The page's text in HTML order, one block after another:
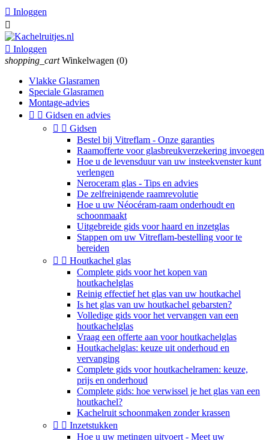
 Inloggen

 Inloggen
shopping_cart Winkelwagen (0)
Vlakke Glasramen
Speciale Glasramen
Montage-advies
  Gidsen en advies
  Gidsen
Bestel bij Vitreflam - Onze garanties
Raamofferte voor glasbreukverzekering invoegen
Hoe u de levensduur van uw insteekvenster kunt
verlengen
Neroceram glas - Tips en advies
De zelfreinigende raamrevolutie
Hoe u uw Néocéram-raam onderhoudt en
schoonmaakt
Uitgebreide gids voor haard en inzetglas
Stappen om uw Vitreflam-bestelling voor te
bereiden
  Houtkachel glas
Complete gids voor het kopen van
houtkachelglas
Reinig effectief het glas van uw houtkachel
Is het glas van uw houtkachel gebarsten?
Volledige gids voor het vervangen van een
houtkachelglas
Vraag een offerte aan voor houtkachelglas
Houtkachelglas: keuze uit onderhoud en
vervanging
Complete gids voor houtkachelramen: keuze,
prijs en onderhoud
Complete gids: hoe verwissel je het glas van een
houtkachel?
Kachelruit schoonmaken zonder krassen
  Inzetstukken
Hoe u uw metingen uitvoert - Meet uw